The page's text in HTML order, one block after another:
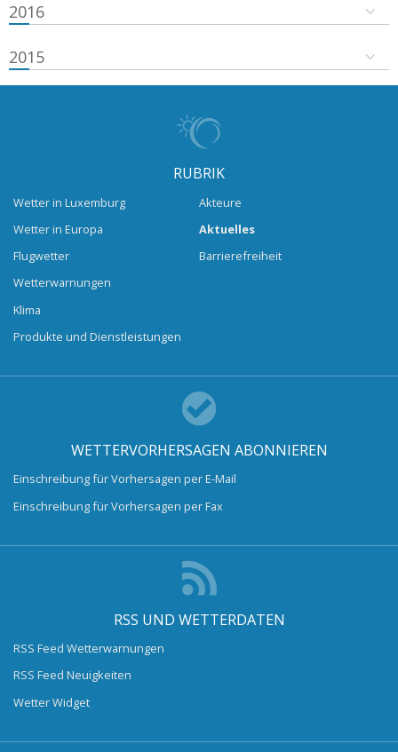
2016
2015
RUBRIK
Wetter in Luxemburg
Wetter in Europa
Flugwetter
Wetterwarnungen
Klima
Produkte und Dienstleistungen
Akteure
Aktuelles
Barrierefreiheit
WETTERVORHERSAGEN ABONNIEREN
Einschreibung für Vorhersagen per E-Mail
Einschreibung für Vorhersagen per Fax
RSS UND WETTERDATEN
RSS Feed Wetterwarnungen
RSS Feed Neuigkeiten
Wetter Widget